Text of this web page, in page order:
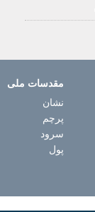
مقدسات ملی
نشان
پرچم
سرود
پول